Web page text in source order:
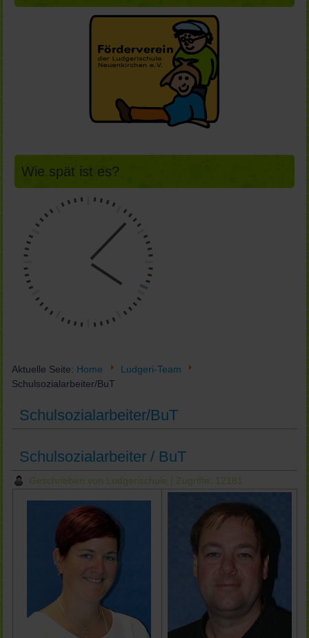
Wie spät ist es?
Aktuelle Seite: Home
Ludgeri-Team
Schulsozialarbeiter/BuT
Schulsozialarbeiter/BuT
Schulsozialarbeiter / BuT
Geschrieben von Ludgerischule | Zugriffe: 12181